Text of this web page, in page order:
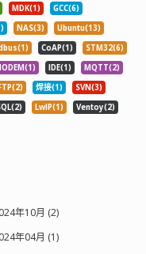
MDK(1)
GCC(6)
NAS(3)
Ubuntu(13)
CoAP(1)
STM32(6)
IDE(1)
MQTT(2)
FTP(2) 焊接(1)
SVN(3)
LwIP(1)
Ventoy(2)
年10月 (2)
年04月 (1)